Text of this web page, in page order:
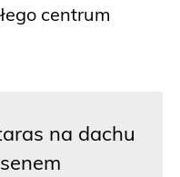
centrum
na dachu